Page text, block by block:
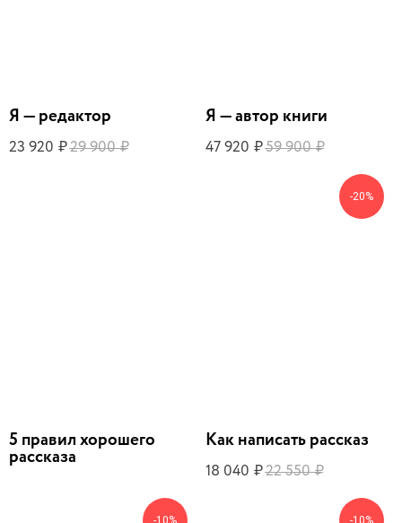
Я — редактор
23 920 ₽29 900 ₽
Я — автор книги
47 920 ₽59 900 ₽
5 правил хорошего
рассказа
-20%
Как написать рассказ
18 040 ₽22 550 ₽